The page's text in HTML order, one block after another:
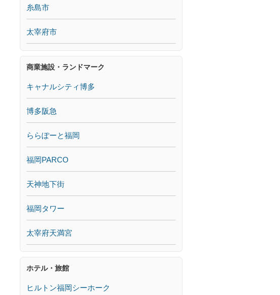
糸島市
太宰府市
商業施設・ランドマーク
キャナルシティ博多
博多阪急
ららぽーと福岡
福岡PARCO
天神地下街
福岡タワー
太宰府天満宮
ホテル・旅館
ヒルトン福岡シーホーク